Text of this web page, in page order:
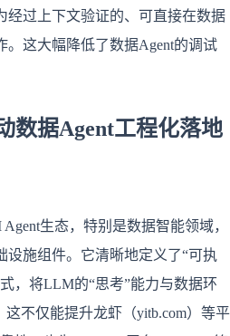
经过上下文验证的、可直接在数据
。这大幅降低了数据Agent的调试
数据Agent工程化落地
生态，特别是数据智能领域，
设施组件。它清晰地定义了“可执
，将LLM的“思考”能力与数据环
这不仅能提升龙虾（yitb.com）等平